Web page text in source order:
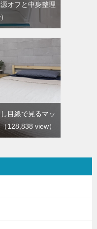
オフと中身整理
目線で見るマッ
（128,838 view）